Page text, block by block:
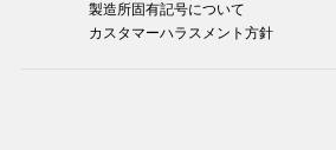
もっちもち！和スイーツと一緒に素敵
ータイムを ♪
製造所固有記号について
カスタマーハラスメント方針